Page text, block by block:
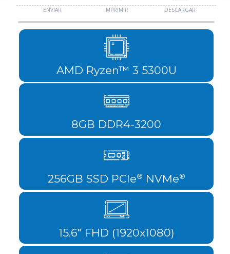
ENVIAR IMPRIMIR DESCARGAR
AMD Ryzen™ 3 5300U
8GB DDR4-3200
256GB SSD PCIe® NVMe®
15.6" FHD (1920x1080)